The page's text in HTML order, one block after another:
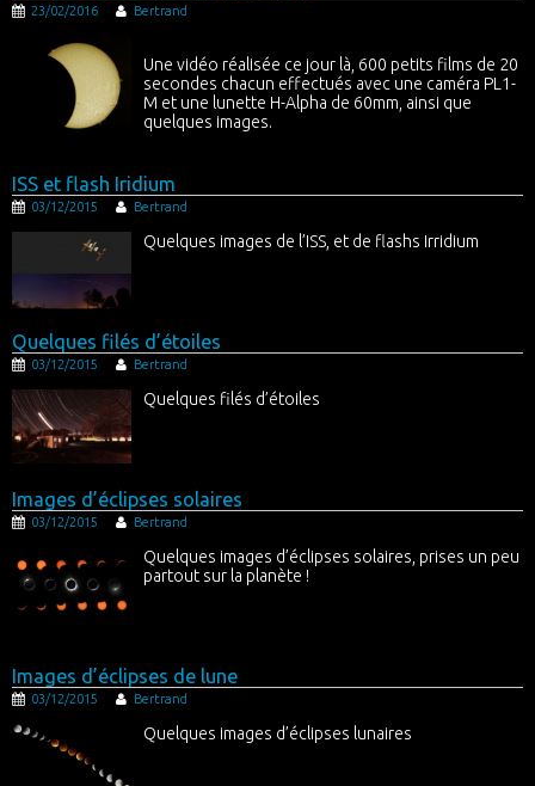
23/02/2016 Bertrand
Une vidéo réalisée ce jour là, 600 petits films de 20
secondes chacun effectués avec une caméra PL1-
M et une lunette H-Alpha de 60mm, ainsi que
quelques images.
ISS et flash Iridium
03/12/2015 Bertrand
Quelques images de l’ISS, et de flashs Irridium
Quelques filés d’étoiles
03/12/2015 Bertrand
Quelques filés d’étoiles
Images d’éclipses solaires
03/12/2015 Bertrand
Quelques images d’éclipses solaires, prises un peu
partout sur la planète !
Images d’éclipses de lune
03/12/2015 Bertrand
Quelques images d’éclipses lunaires